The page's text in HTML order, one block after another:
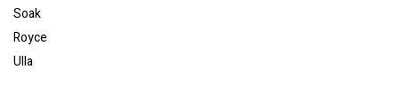
Soak
Royce
Ulla